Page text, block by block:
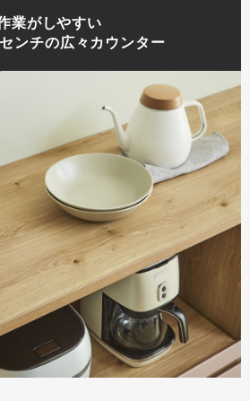
業がしやすい
ンチの広々カウンター